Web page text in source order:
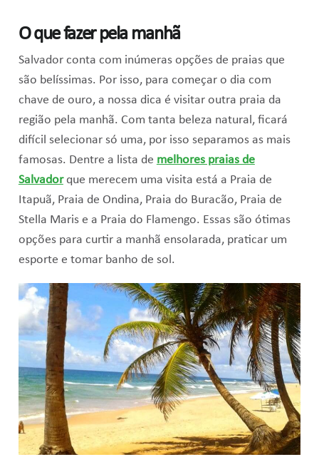
O que fazer pela manhã
Salvador conta com inúmeras opções de praias que
são belíssimas. Por isso, para começar o dia com
chave de ouro, a nossa dica é visitar outra praia da
região pela manhã. Com tanta beleza natural, ficará
difícil selecionar só uma, por isso separamos as mais
famosas. Dentre a lista de melhores praias de
Salvadorque merecem uma visita está a Praia de
Itapuã, Praia de Ondina, Praia do Buracão, Praia de
Stella Maris e a Praia do Flamengo. Essas são ótimas
opções para curtir a manhã ensolarada, praticar um
esporte e tomar banho de sol.